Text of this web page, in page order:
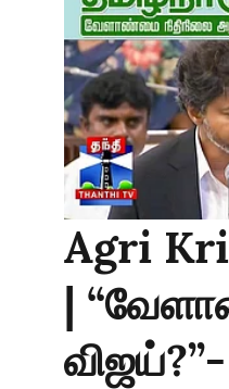
Agri
|
விஜய்?”-